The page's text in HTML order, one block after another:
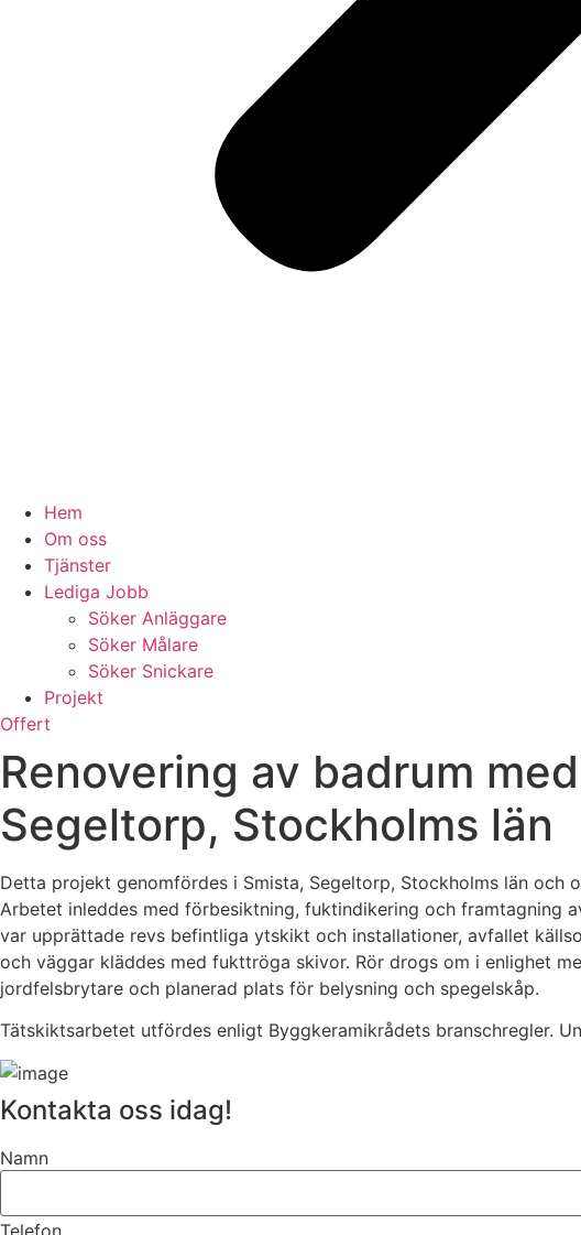
Hem
Om oss
Tjänster
Lediga Jobb
Söker Anläggare
Söker Målare
Söker Snickare
Projekt
Offert
Renovering av badrum
Segeltorp, Stockholms län
Detta projekt genomfördes i Smista, Segeltorp, Stockholms län
Arbetet inleddes med förbesiktning, fuktindikering och framtagning
var upprättade revs befintliga ytskikt och installationer, avfallet
och väggar kläddes med fukttröga skivor. Rör drogs om i enlighet
jordfelsbrytare och planerad plats för belysning och spegelskåp.
Tätskiktsarbetet utfördes enligt Byggkeramikrådets branschregler.
Kontakta oss idag!
Namn